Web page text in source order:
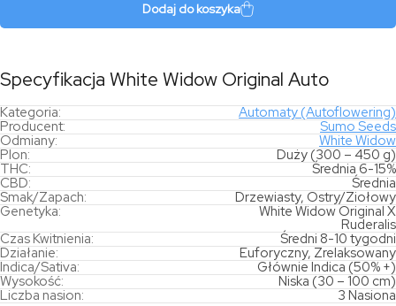
Dodaj do koszyka
Specyfikacja White Widow Original Auto
Kategoria:
Automaty (Autoflowering)
Producent:
Sumo Seeds
Odmiany:
White Widow
Plon:
Duży (300 – 450 g)
THC:
Średnia 6-15%
CBD:
Średnia
Smak/Zapach:
Drzewiasty, Ostry/Ziołowy
Genetyka:
White Widow Original X
Ruderalis
Czas Kwitnienia:
Średni 8-10 tygodni
Działanie:
Euforyczny, Zrelaksowany
Indica/Sativa:
Głównie Indica (50% +)
Wysokość:
Niska (30 – 100 cm)
Liczba nasion:
3 Nasiona